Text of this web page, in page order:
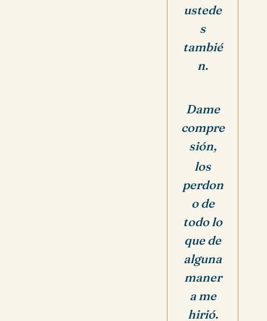
ustede
s
tambié
n.
Dame
compre
sión,
los
perdon
o de
todo lo
que de
alguna
maner
a me
hirió.